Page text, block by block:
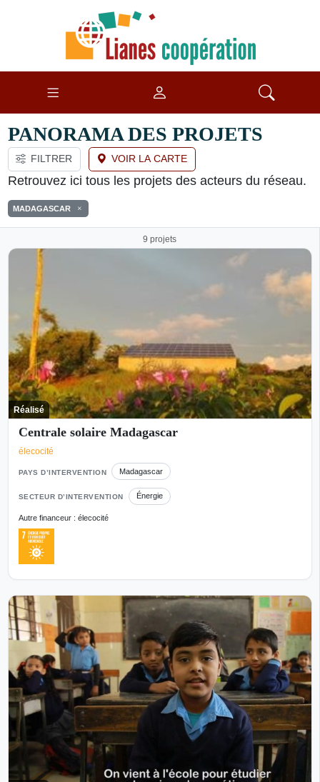
PANORAMA DES PROJETS
FILTRER VOIR LA CARTE
Retrouvez ici tous les projets des acteurs du réseau.
MADAGASCAR
9 projets
Réalisé
Centrale solaire Madagascar
élecocité
PAYS D’INTERVENTION Madagascar
SECTEUR D’INTERVENTION Énergie
Autre financeur : élecocité